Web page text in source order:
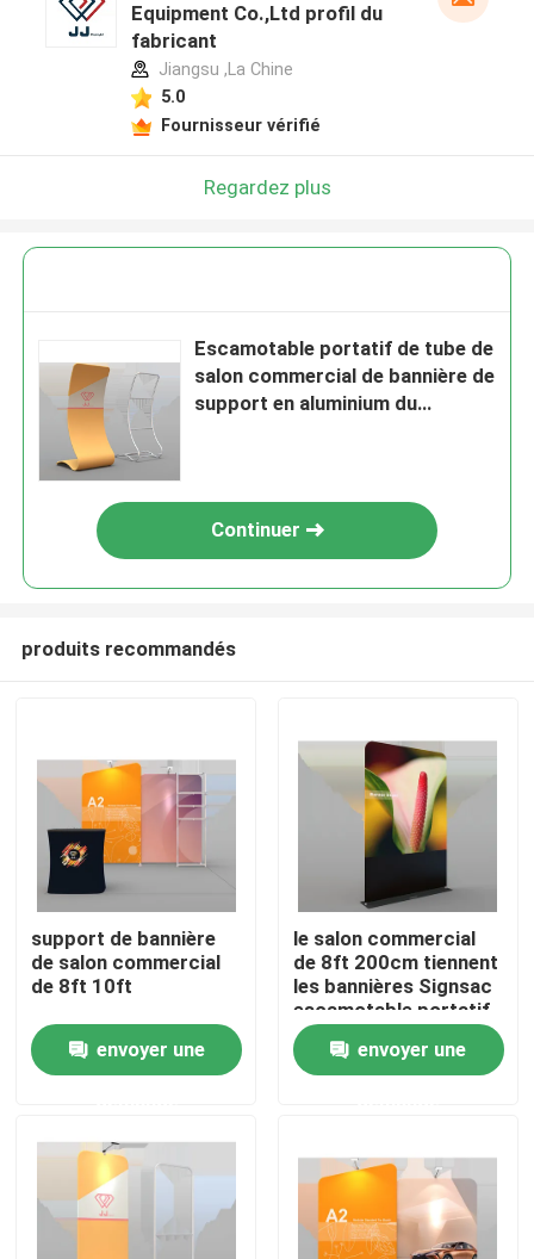
Aperçu
Produits
A propos de nous
Equipment Co.,Ltd profil du
fabricant
Jiangsu ,La Chine
5.0
Fournisseur vérifié
Regardez plus
Escamotable portatif de tube de
salon commercial de bannière de
support en aluminium du
Continuer
produits recommandés
support de bannière
de salon commercial
de 8ft 10ft
envoyer une
le salon commercial
de 8ft 200cm tiennent
les bannières Signsac
escamotable portatif
pour S+how
commercialenvoyer une